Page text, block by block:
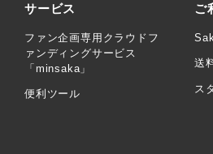
サービス
ファン企画専用クラウドフ
ァンディングサービス
「minsaka」
便利ツール
ご
送
ス